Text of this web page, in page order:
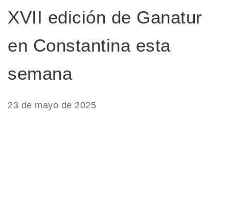
XVII edición de Ganatur
en Constantina esta
semana
23 de mayo de 2025